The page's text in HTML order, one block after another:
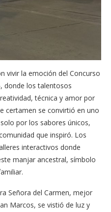
vivir la emoción del Concurso
donde los talentosos
técnica y amor por
certamen se convirtió en uno
por los sabores únicos,
que inspiró. Los
interactivos donde
manjar ancestral, símbolo
Señora del Carmen, mejor
Marcos, se vistió de luz y